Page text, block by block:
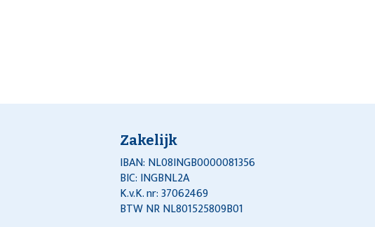
Zakelijk
IBAN: NL08INGB0000081356
BIC: INGBNL2A
K.v.K. nr: 37062469
BTW NR NL801525809B01